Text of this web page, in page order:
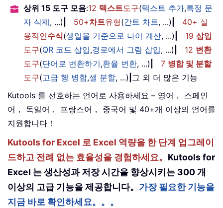
상위 15 도구 모음:12 텍스트도구(텍스트 추가,특정 문
자 삭제, ...) 50+차트유형(간트 차트, ...)
40+ 실
용적인수식(생일을 기준으로 나이 계산, ...) 19 삽입
도구(QR 코드 삽입,경로에서 그림 삽입, ...) 12 변환
도구(단어로 변환하기,환율 변환, ...) 7 병합 및 분할
도구(고급 행 병합,셀 분할, ...) 그 외 더 많은 기능
Kutools 를 선호하는 언어로 사용하세요 – 영어， 스페인
어， 독일어， 프랑스어， 중국어 및 40+개 이상의 언어를
지원합니다！
Kutools for Excel 로 Excel 역량을 한 단계 업그레이
드하고 전례 없는 효율성을 경험하세요。 Kutools for
Excel 는 생산성과 저장 시간을 향상시키는 300 개
이상의 고급 기능을 제공합니다。 가장 필요한 기능을
지금 바로 확인하세요。。。